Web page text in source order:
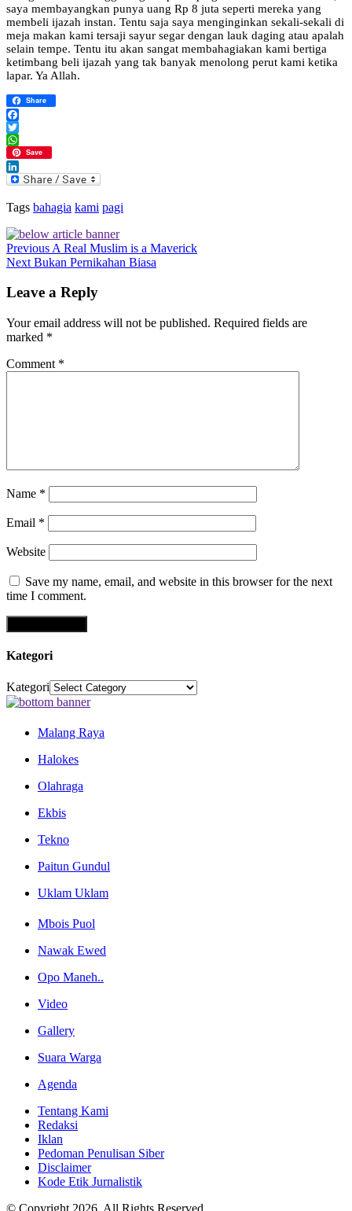
saya membayangkan punya uang Rp 8 juta seperti mereka yang
membeli ijazah instan. Tentu saja saya menginginkan sekali-sekali di
meja makan kami tersaji sayur segar dengan lauk daging atau apalah
selain tempe. Tentu itu akan sangat membahagiakan kami bertiga
ketimbang beli ijazah yang tak banyak menolong perut kami ketika
lapar. Ya Allah.
Share
Facebook
Twitter
WhatsApp
Save
LinkedIn
Tags bahagia kami pagi
Previous A Real Muslim is a Maverick
Next Bukan Pernikahan Biasa
Leave a Reply
Your email address will not be published. Required fields are
marked *
Comment *
Name *
Email *
Website
Save my name, email, and website in this browser for the next
time I comment.
Kategori
Kategori
Malang Raya
Halokes
Olahraga
Ekbis
Tekno
Paitun Gundul
Uklam Uklam
Mbois Puol
Nawak Ewed
Opo Maneh..
Video
Gallery
Suara Warga
Agenda
Tentang Kami
Redaksi
Iklan
Pedoman Penulisan Siber
Disclaimer
Kode Etik Jurnalistik
© Copyright 2026, All Rights Reserved